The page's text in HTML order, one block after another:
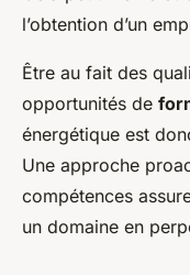
l’obtention d’un
Être au fait des
opportunités de
énergétique est
Une approche
compétences
un domaine en